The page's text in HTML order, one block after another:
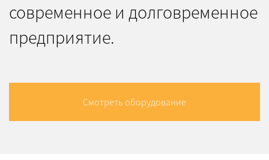
современное и долговременное
предприятие.
Смотреть оборудование